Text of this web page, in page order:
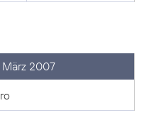
März 2007